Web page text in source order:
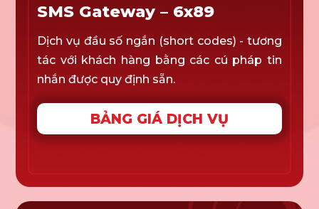
SMS Gateway – 6x89
Dịch vụ đầu số ngắn (short codes) - tương
tác với khách hàng bằng các cú pháp tin
nhắn được quy định sẵn.
BẢNG GIÁ DỊCH VỤ